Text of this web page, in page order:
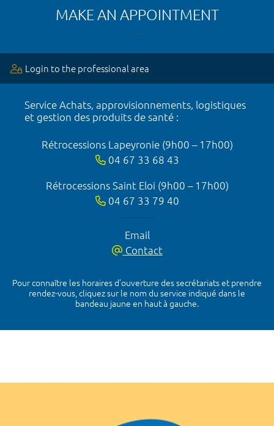
MAKE AN APPOINTMENT
Login to the professional area
Service Achats, approvisionnements, logistiques
et gestion des produits de santé :
Rétrocessions Lapeyronie (9h00 – 17h00)
04 67 33 68 43
Rétrocessions Saint Eloi (9h00 – 17h00)
04 67 33 79 40
Email
Contact
Pour connaître les horaires d’ouverture des secrétariats et prendre
rendez-vous, cliquez sur le nom du service indiqué dans le
bandeau jaune en haut à gauche.